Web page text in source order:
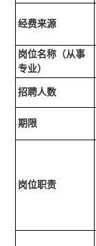
经费来源
岗位名称（从事
专业）
招聘人数
期限
岗位职责